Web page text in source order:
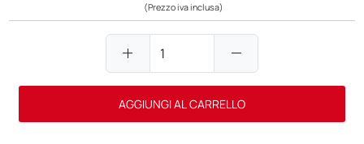
(Prezzo iva inclusa)
add remove
AGGIUNGI AL CARRELLO